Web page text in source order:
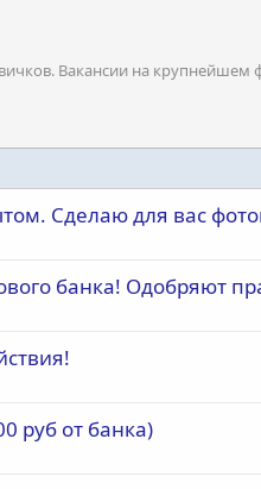
Вакансии на крупнейшем
Сделаю для вас
банка! Одобряют
руб от банка)